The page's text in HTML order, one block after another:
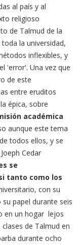
al país y al
religioso
de Talmud de la
la universidad,
inflexibles, y
'error'. Una vez que
de este
entre eruditos
épica, sobre
académica
aunque este tema
todos ellos, y se
Cedar
se
tanto como los
con su
papel durante seis
en un hogar lejos
de Talmud en
durante ocho